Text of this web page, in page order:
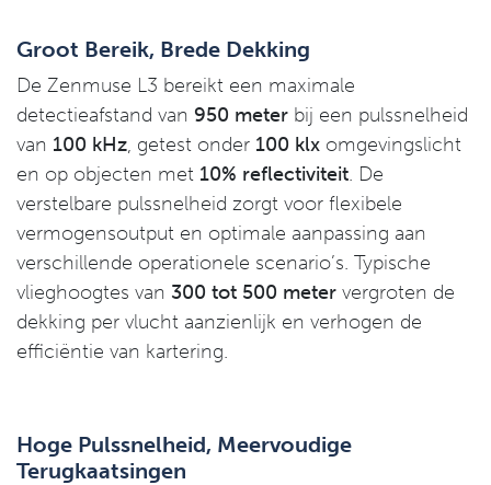
Groot Bereik, Brede Dekking
De Zenmuse L3 bereikt een maximale
detectieafstand van 950 meter bij een pulssnelheid
van 100 kHz, getest onder 100 klx omgevingslicht
en op objecten met 10% reflectiviteit. De
verstelbare pulssnelheid zorgt voor flexibele
vermogensoutput en optimale aanpassing aan
verschillende operationele scenario’s. Typische
vlieghoogtes van 300 tot 500 meter vergroten de
dekking per vlucht aanzienlijk en verhogen de
efficiëntie van kartering.
Hoge Pulssnelheid, Meervoudige
Terugkaatsingen